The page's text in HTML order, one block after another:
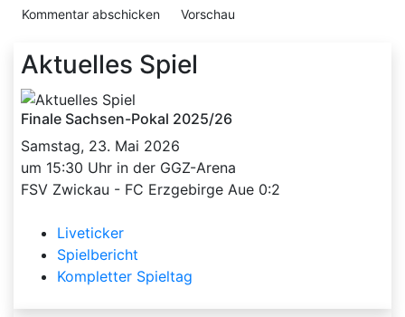
Aktuelles Spiel
Finale Sachsen-Pokal 2025/26
Samstag, 23. Mai 2026
um 15:30 Uhr in der GGZ-Arena
FSV Zwickau - FC Erzgebirge Aue 0:2
Liveticker
Spielbericht
Kompletter Spieltag